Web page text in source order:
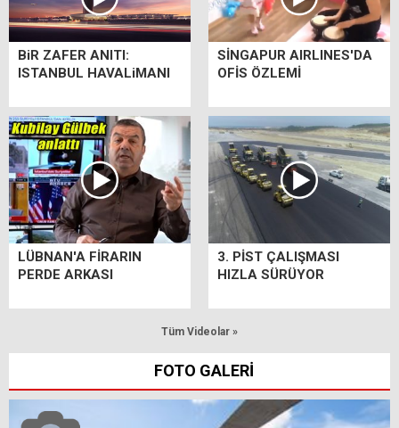
BiR ZAFER ANITI:
ISTANBUL HAVALiMANI
SİNGAPUR AIRLINES'DA
OFİS ÖZLEMİ
LÜBNAN'A FİRARIN
PERDE ARKASI
3. PİST ÇALIŞMASI
HIZLA SÜRÜYOR
Tüm Videolar »
FOTO GALERİ